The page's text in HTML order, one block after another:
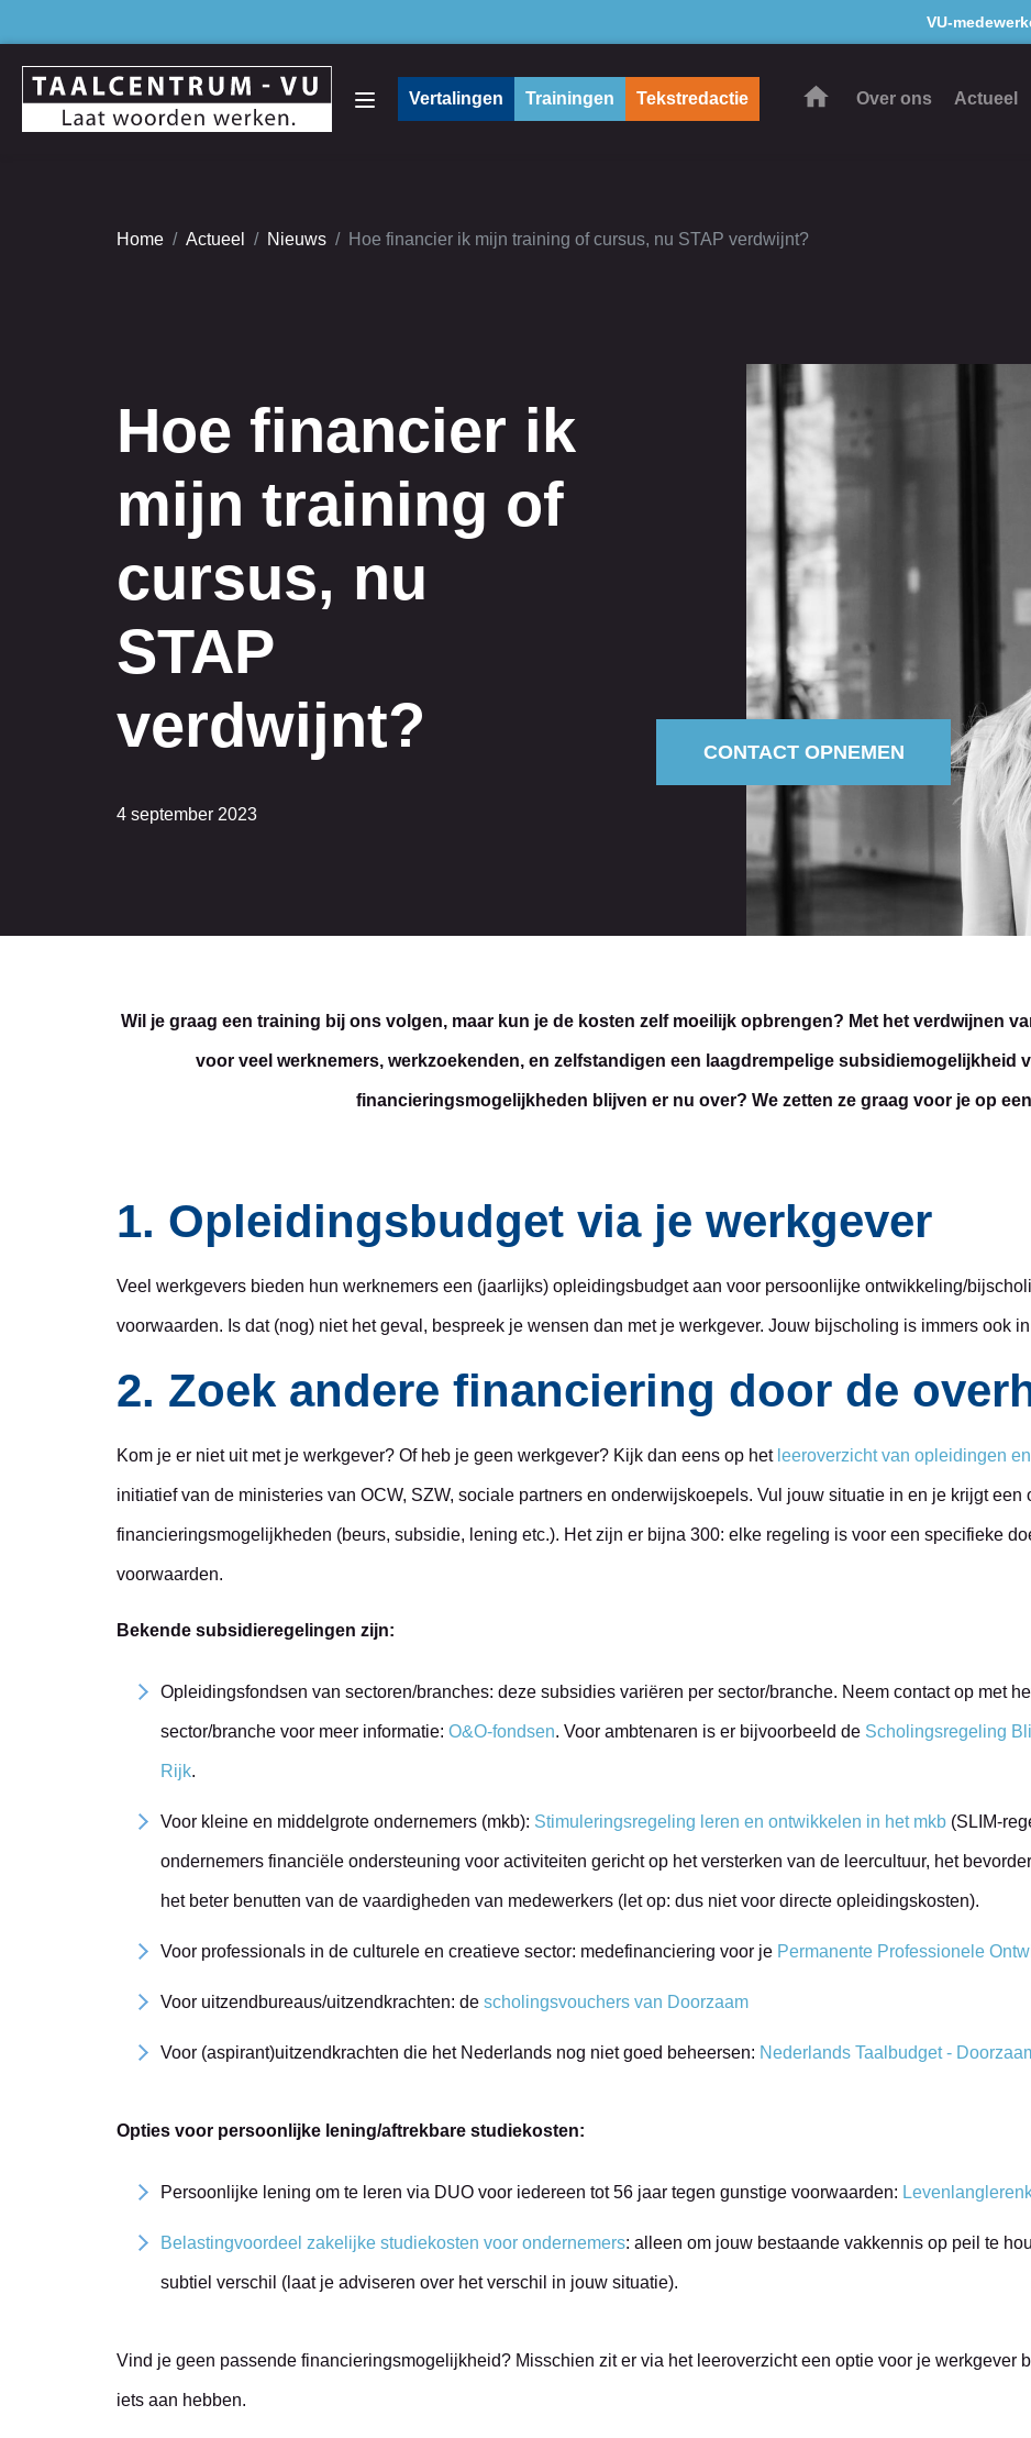
VU-
Vertalingen Trainingen Tekstredactie Over ons Actueel
Home Actueel Nieuws Hoe financier ik mijn training of cursus, nu STAP verdwijnt?
Hoe financier ik
mijn training of
cursus, nu
STAP
verdwijnt?
4 september 2023
CONTACT OPNEMEN
Wil je graag een training bij ons volgen, maar kun je de kosten zelf moeilijk opbrengen? Met het verdwijnen
voor veel werknemers, werkzoekenden, en zelfstandigen een laagdrempelige subsidiemogelijkheid
financieringsmogelijkheden blijven er nu over? We zetten ze graag voor je op
1. Opleidingsbudget via je werkgever
Veel werkgevers bieden hun werknemers een (jaarlijks) opleidingsbudget aan voor persoonlijke ontwikkeling/
voorwaarden. Is dat (nog) niet het geval, bespreek je wensen dan met je werkgever. Jouw bijscholing is immers ook
2. Zoek andere financiering door de
Kom je er niet uit met je werkgever? Of heb je geen werkgever? Kijk dan eens op het leeroverzicht van opleidingen
initiatief van de ministeries van OCW, SZW, sociale partners en onderwijskoepels. Vul jouw situatie in en je krijgt
financieringsmogelijkheden (beurs, subsidie, lening etc.). Het zijn er bijna 300: elke regeling is voor een specifieke
voorwaarden.
Bekende subsidieregelingen zijn:
Opleidingsfondsen van sectoren/branches: deze subsidies variëren per sector/branche. Neem contact op met
sector/branche voor meer informatie: O&O-fondsen. Voor ambtenaren is er bijvoorbeeld de Scholingsregeling
Rijk.
Voor kleine en middelgrote ondernemers (mkb): Stimuleringsregeling leren en ontwikkelen in het mkb (SLIM-
ondernemers financiële ondersteuning voor activiteiten gericht op het versterken van de leercultuur, het
het beter benutten van de vaardigheden van medewerkers (let op: dus niet voor directe opleidingskosten).
Voor professionals in de culturele en creatieve sector: medefinanciering voor je Permanente Professionele
Voor uitzendbureaus/uitzendkrachten: de scholingsvouchers van Doorzaam
Voor (aspirant)uitzendkrachten die het Nederlands nog niet goed beheersen: Nederlands Taalbudget -
Opties voor persoonlijke lening/aftrekbare studiekosten:
Persoonlijke lening om te leren via DUO voor iedereen tot 56 jaar tegen gunstige voorwaarden:
Belastingvoordeel zakelijke studiekosten voor ondernemers: alleen om jouw bestaande vakkennis op peil te
subtiel verschil (laat je adviseren over het verschil in jouw situatie).
Vind je geen passende financieringsmogelijkheid? Misschien zit er via het leeroverzicht een optie voor je werkgever
iets aan hebben.